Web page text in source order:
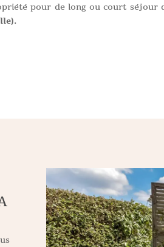
pour de long ou court séjour